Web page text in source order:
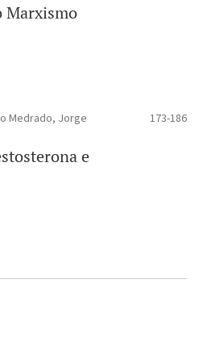
Marxismo
Medrado, Jorge
173-186
e